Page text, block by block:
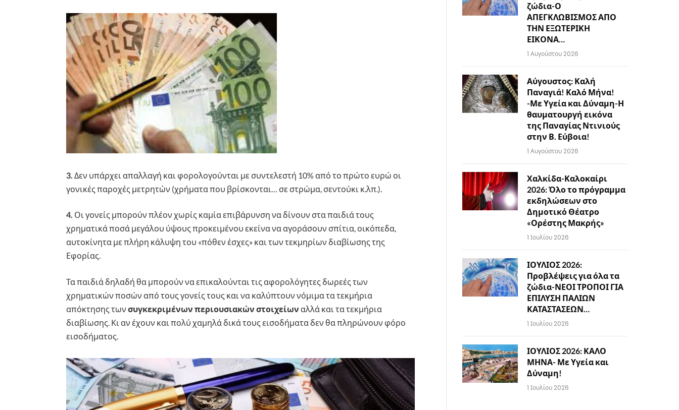
3. Δεν υπάρχει απαλλαγή και φορολογούνται με συντελεστή 10% από το πρώτο ευρώ οι
γονικές παροχές μετρητών (χρήματα που βρίσκονται… σε στρώμα, σεντούκι κ.λπ.).
4. Οι γονείς μπορούν πλέον χωρίς καμία επιβάρυνση να δίνουν στα παιδιά τους
χρηματικά ποσά μεγάλου ύψους προκειμένου εκείνα να αγοράσουν σπίτια, οικόπεδα,
αυτοκίνητα με πλήρη κάλυψη του «πόθεν έσχες» και των τεκμηρίων διαβίωσης της
Εφορίας.
Τα παιδιά δηλαδή θα μπορούν να επικαλούνται τις αφορολόγητες δωρεές των
χρηματικών ποσών από τους γονείς τους και να καλύπτουν νόμιμα τα τεκμήρια
απόκτησης τωνσυγκεκριμένων περιουσιακών στοιχείων αλλά και τα τεκμήρια
διαβίωσης. Κι αν έχουν και πολύ χαμηλά δικά τους εισοδήματα δεν θα πληρώνουν φόρο
εισοδήματος.
ζώδια-Ο
ΑΠΕΓΚΛΩΒΙΣΜΟΣ ΑΠΟ
ΤΗΝ ΕΞΩΤΕΡΙΚΗ
ΕΙΚΟΝΑ…
1 Αυγούστου 2026
Αύγουστος: Καλή
Παναγιά! Καλό Μήνα!
-Με Υγεία και Δύναμη-Η
θαυματουργή εικόνα
της Παναγίας Ντινιούς
στην Β. Εύβοια!
1 Αυγούστου 2026
Χαλκίδα-Καλοκαίρι
2026: Όλο το πρόγραμμα
εκδηλώσεων στο
Δημοτικό Θέατρο
«Ορέστης Μακρής»
1 Ιουλίου 2026
ΙΟΥΛΙΟΣ 2026:
Προβλέψεις για όλα τα
ζώδια-ΝΕΟΙ ΤΡΟΠΟΙ ΓΙΑ
ΕΠΙΛΥΣΗ ΠΑΛΙΩΝ
ΚΑΤΑΣΤΑΣΕΩΝ…
1 Ιουλίου 2026
ΙΟΥΛΙΟΣ 2026: ΚΑΛΟ
ΜΗΝΑ- Με Υγεία και
Δύναμη!
1 Ιουλίου 2026